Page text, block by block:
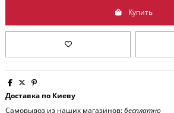
Купить
Доставка по Киеву
Самовывоз из наших магазинов:бесплатно